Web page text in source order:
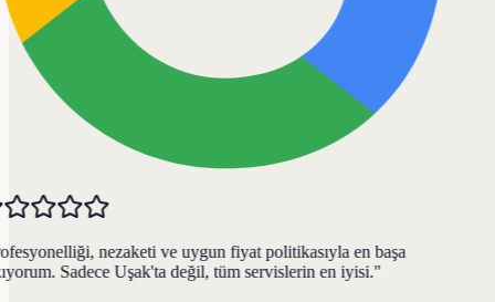
nezaketi ve uygun fiyat politikasıyla en başa
Sadece Uşak'ta değil, tüm servislerin en iyisi."